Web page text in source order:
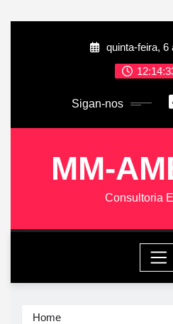
quinta-feira, 6
Sigan-nos
MM-
Consultoria
Home